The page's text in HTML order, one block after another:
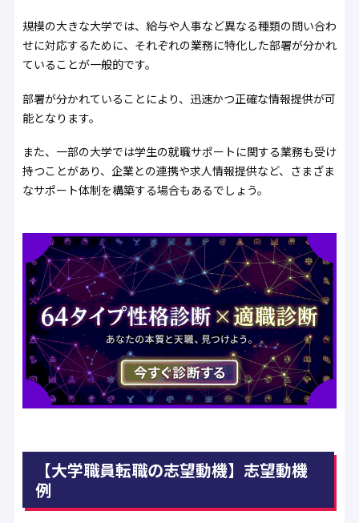
規模の大きな大学では、給与や人事など異なる種類の問い合わ
せに対応するために、それぞれの業務に特化した部署が分かれ
ていることが一般的です。
部署が分かれていることにより、迅速かつ正確な情報提供が可
能となります。
また、一部の大学では学生の就職サポートに関する業務も受け
持つことがあり、企業との連携や求人情報提供など、さまざま
なサポート体制を構築する場合もあるでしょう。
【大学職員転職の志望動機】志望動機
例